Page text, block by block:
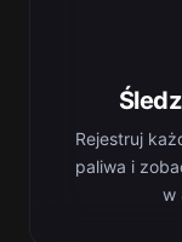
Rejestruj
paliwa i
w